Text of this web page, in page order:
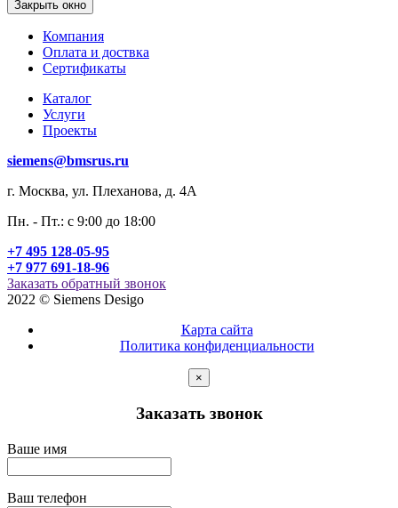
Закрыть окно
Компания
Оплата и доствка
Сертификаты
Каталог
Услуги
Проекты
siemens@bmsrus.ru
г. Москва, ул. Плеханова, д. 4А
Пн. - Пт.: c 9:00 до 18:00
+7 495 128-05-95
+7 977 691-18-96
Заказать обратный звонок
2022 © Siemens Desigo
Карта сайта
Политика конфиденциальности
×
Заказать звонок
Ваше имя
Ваш телефон